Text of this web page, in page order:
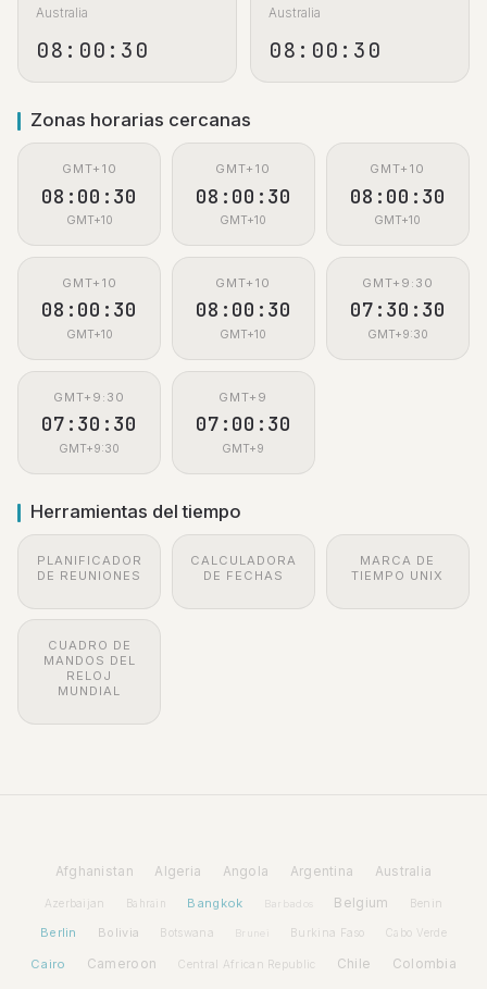
Australia
08:00:30
Australia
08:00:30
Zonas horarias cercanas
GMT+10
08:00:30
GMT+10
GMT+10
08:00:30
GMT+10
GMT+10
08:00:30
GMT+10
GMT+10
08:00:30
GMT+10
GMT+10
08:00:30
GMT+10
GMT+9:30
07:30:30
GMT+9:30
GMT+9:30
07:30:30
GMT+9:30
GMT+9
07:00:30
GMT+9
Herramientas del tiempo
PLANIFICADOR
DE REUNIONES
CALCULADORA
DE FECHAS
MARCA DE
TIEMPO UNIX
CUADRO DE
MANDOS DEL
RELOJ
MUNDIAL
Afghanistan Algeria Angola Argentina Australia
Azerbaijan Bahrain Bangkok Barbados Belgium Benin
Berlin Bolivia Botswana Brunei Burkina Faso Cabo Verde
Cairo Cameroon Central African Republic Chile Colombia